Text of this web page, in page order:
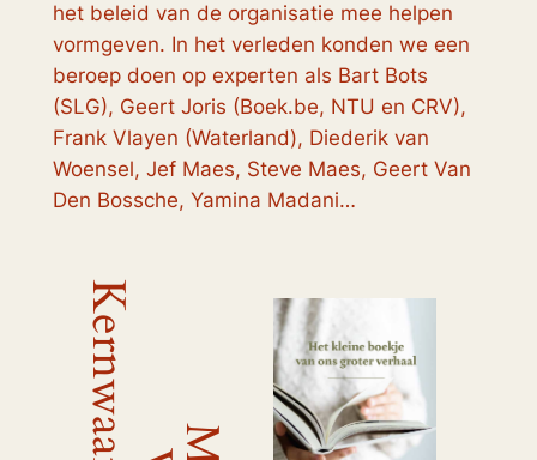
het beleid van de organisatie mee helpen
vormgeven. In het verleden konden we een
beroep doen op experten als Bart Bots
(SLG), Geert Joris (Boek.be, NTU en CRV),
Frank Vlayen (Waterland), Diederik van
Woensel, Jef Maes, Steve Maes, Geert Van
Den Bossche, Yamina Madani…